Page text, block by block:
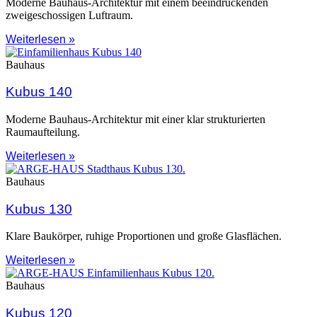
zweigeschossigen Luftraum.
Weiterlesen »
Bauhaus
Kubus 140
Moderne Bauhaus-Architektur mit einer klar strukturierten
Raumaufteilung.
Weiterlesen »
Bauhaus
Kubus 130
Klare Baukörper, ruhige Proportionen und große Glasflächen.
Weiterlesen »
Bauhaus
Kubus 120